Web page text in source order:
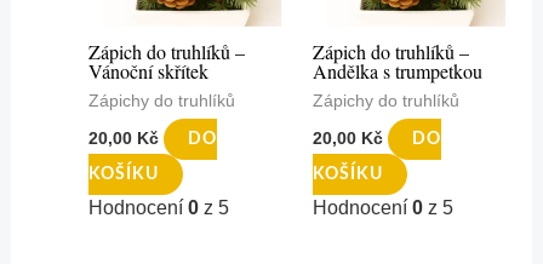
Zápich do truhlíků –
Vánoční skřítek
Zápichy do truhlíků
20,00 Kč DO
KOŠÍKU
Hodnocení 0z 5
Zápich do truhlíků –
Andělka s trumpetkou
Zápichy do truhlíků
20,00 Kč DO
KOŠÍKU
Hodnocení 0 z 5